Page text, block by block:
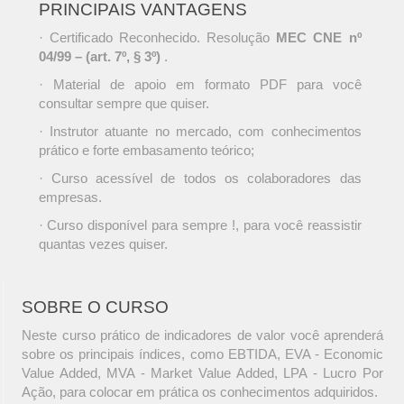
PRINCIPAIS VANTAGENS
· Certificado Reconhecido. Resolução MEC CNE nº
04/99 – (art. 7º, § 3º) .
· Material de apoio em formato PDF para você
consultar sempre que quiser.
· Instrutor atuante no mercado, com conhecimentos
prático e forte embasamento teórico;
· Curso acessível de todos os colaboradores das
empresas.
· Curso disponível para sempre !, para você reassistir
quantas vezes quiser.
SOBRE O CURSO
Neste curso prático de indicadores de valor você aprenderá
sobre os principais índices, como EBTIDA, EVA - Economic
Value Added, MVA - Market Value Added, LPA - Lucro Por
Ação, para colocar em prática os conhecimentos adquiridos.